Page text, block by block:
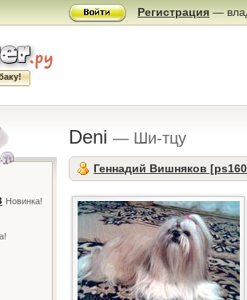
Регистрация —
Новинка!
Deni — Ши-тцу
Геннадий Вишняков